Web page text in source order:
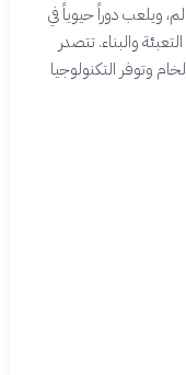
ويلعب دوراً حيوياً في
والبناء. تتصدر
وتوفر التكنولوجيا